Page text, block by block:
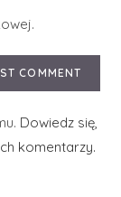
Dowiedz się,
komentarzy.